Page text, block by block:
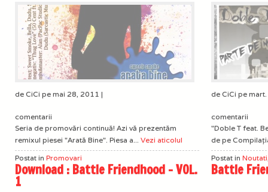
de CiCi pe mai 28, 2011 |
comentarii
Seria de promovări continuă! Azi vă prezentăm
remixul piesei "Arată Bine". Piesa a... Vezi aticolul
Postat in Promovari
de CiCi pe
comentarii
"Doble T feat.
de pe
Postat in Noutati
Download : Battle Friendhood – VOL.
1
Battle